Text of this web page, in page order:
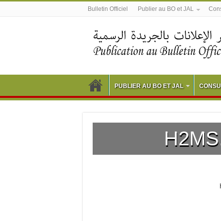
Bulletin Officiel Publier au BO et JAL
PUBLIER AU BO ET JAL